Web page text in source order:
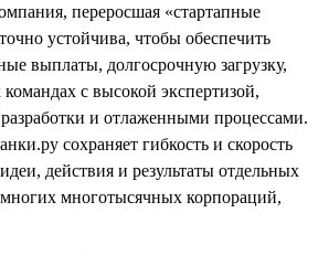
переросшая «стартапные
устойчива, чтобы обеспечить
выплаты, долгосрочную загрузку,
с высокой экспертизой,
и отлаженными процессами.
сохраняет гибкость и скорость
действия и результаты отдельных
многотысячных корпораций,